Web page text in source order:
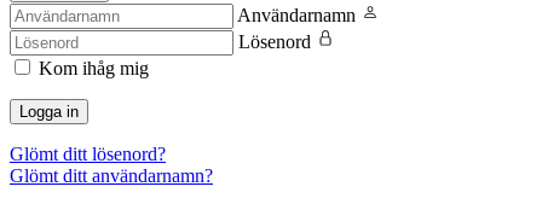
Användarnamn
Lösenord
Kom ihåg mig
Logga in
Glömt ditt lösenord?
Glömt ditt användarnamn?